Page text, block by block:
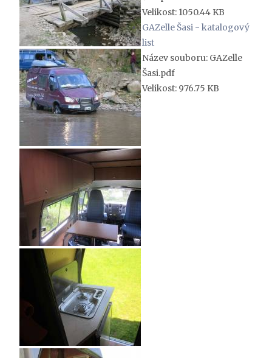
Velikost: 1050.44 KB
GAZelle Šasi - katalogový
list
Název souboru: GAZelle
Šasi.pdf
Velikost: 976.75 KB